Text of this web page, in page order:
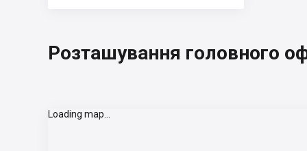
Розташування головного
Loading map...